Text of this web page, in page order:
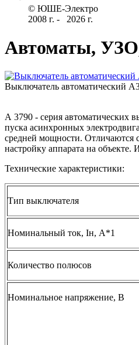
© ЮШЕ-Эл­ектро ­
2008 г­. - ­ ­­­­­
2026 г.
Автоматы,
Выключатель автоматический
А 3790 - серия автоматических
пуска асинхронных
средней мощности. Отличаются
настройку аппарата на
Технические характеристики:
Тип выключателя
Номинальный ток, Iн, А*1
Количество полюсов
Номинальное напряжение, В